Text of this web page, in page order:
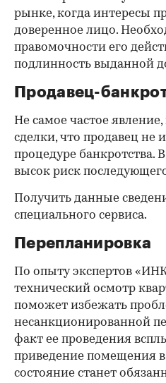
рынке, когда интересы
доверенное лицо.
правомочности его
подлинность выданной
Продавец-
Не самое частое
сделки, что продавец не
процедуре банкротства.
высок риск
Получить данные
специального сервиса.
Перепланировка
По опыту экспертов
технический осмотр
поможет избежать
несанкционированной
факт ее проведения
приведение помещения в
состояние станет